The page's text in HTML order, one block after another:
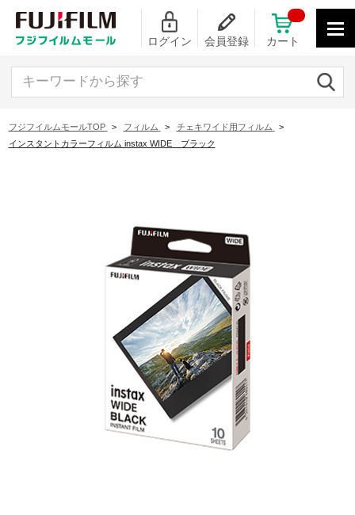
ログイン 会員登録
フジフイルムモールTOP > フィルム > チェキワイド用フィルム
>
インスタントカラーフィルム instax WIDE ブラック